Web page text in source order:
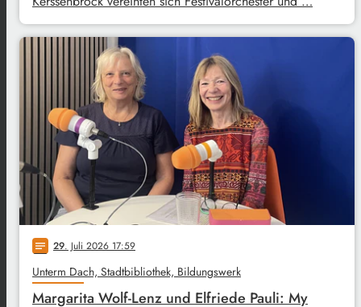
notes 29. Juli 2026 17:59
Unterm Dach, Stadtbibliothek, Bildungswerk
Margarita Wolf-Lenz und Elfriede Pauli: My